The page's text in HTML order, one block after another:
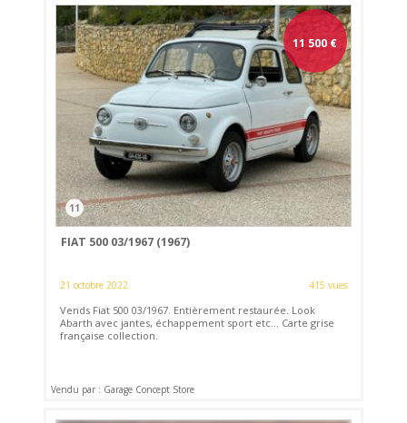
11 500 €
11
FIAT 500 03/1967 (1967)
21 octobre 2022 415 vues
Vends Fiat 500 03/1967. Entièrement restaurée. Look
Abarth avec jantes, échappement sport etc... Carte grise
française collection.
Vendu par : Garage Concept Store